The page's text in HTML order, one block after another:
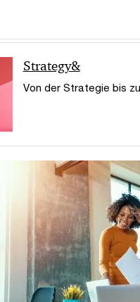
Strategy&
Von der Strategie bis